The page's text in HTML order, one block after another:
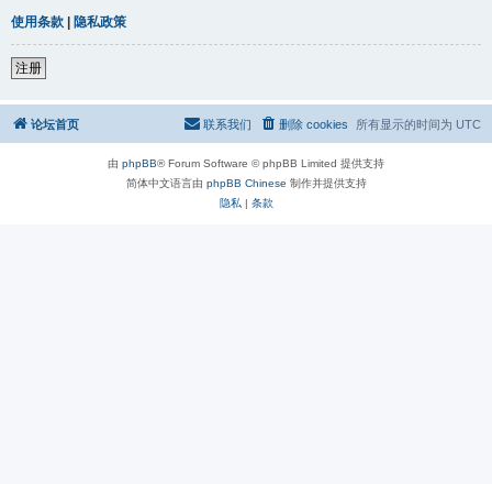
使用条款 | 隐私政策
注册
论坛首页 所有显示的时间为 UTC
删除 cookies
联系我们
由 phpBB® Forum Software © phpBB Limited 提供支持
简体中文语言由 phpBB Chinese 制作并提供支持
隐私 | 条款